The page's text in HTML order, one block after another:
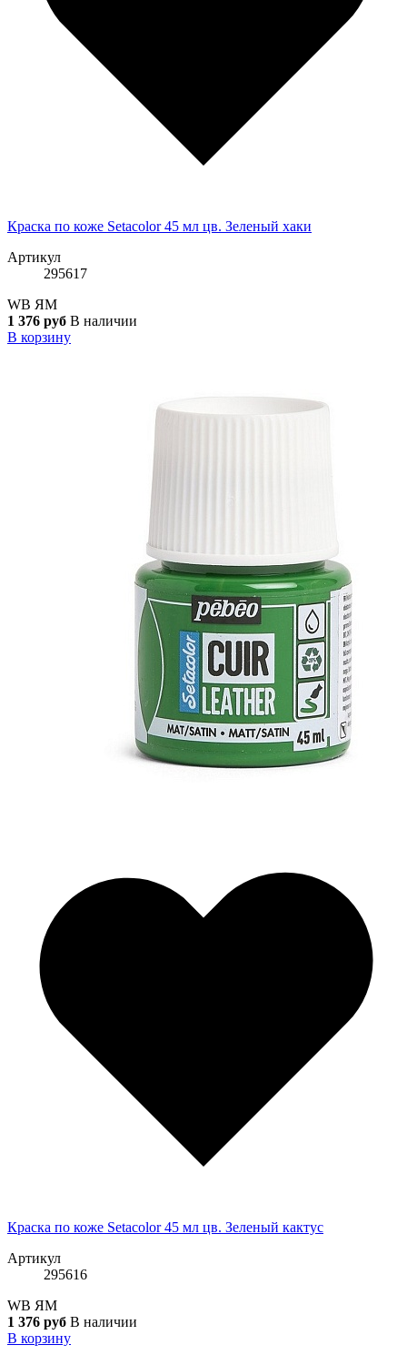
Краска по коже Setacolor 45 мл цв. Зеленый хаки
Артикул
295617
WB ЯМ
1 376 руб В наличии
В корзину
Краска по коже Setacolor 45 мл цв. Зеленый кактус
Артикул
295616
WB ЯМ
1 376 руб В наличии
В корзину